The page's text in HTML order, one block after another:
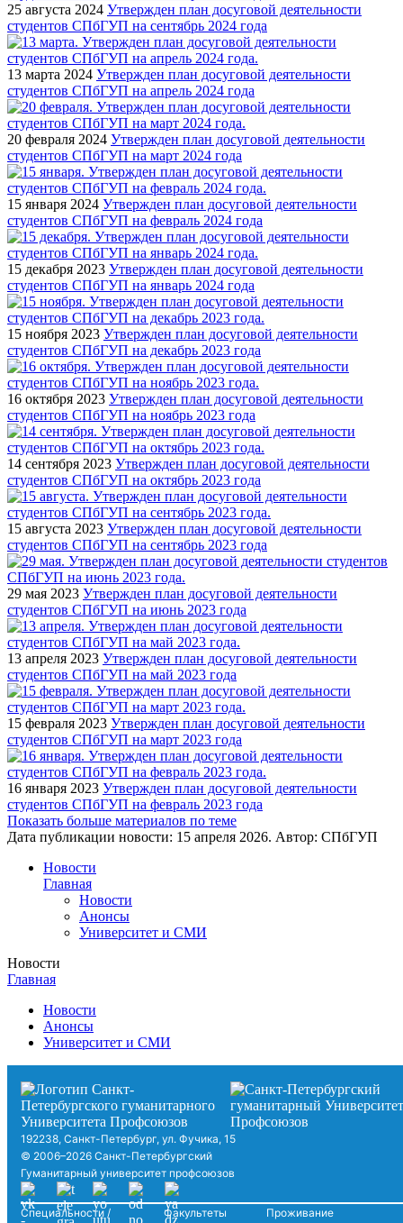
25 августа 2024 Утвержден план досуговой деятельности
студентов СПбГУП на сентябрь 2024 года
13 марта 2024 Утвержден план досуговой деятельности
студентов СПбГУП на апрель 2024 года
20 февраля 2024 Утвержден план досуговой деятельности
студентов СПбГУП на март 2024 года
15 января 2024 Утвержден план досуговой деятельности
студентов СПбГУП на февраль 2024 года
15 декабря 2023 Утвержден план досуговой деятельности
студентов СПбГУП на январь 2024 года
15 ноября 2023 Утвержден план досуговой деятельности
студентов СПбГУП на декабрь 2023 года
16 октября 2023 Утвержден план досуговой деятельности
студентов СПбГУП на ноябрь 2023 года
14 сентября 2023 Утвержден план досуговой деятельности
студентов СПбГУП на октябрь 2023 года
15 августа 2023 Утвержден план досуговой деятельности
студентов СПбГУП на сентябрь 2023 года
29 мая 2023 Утвержден план досуговой деятельности
студентов СПбГУП на июнь 2023 года
13 апреля 2023 Утвержден план досуговой деятельности
студентов СПбГУП на май 2023 года
15 февраля 2023 Утвержден план досуговой деятельности
студентов СПбГУП на март 2023 года
16 января 2023 Утвержден план досуговой деятельности
студентов СПбГУП на февраль 2023 года
Показать больше материалов по теме
Дата публикации новости: 15 апреля 2026. Автор: СПбГУП
Новости
Главная
Новости
Анонсы
Университет и СМИ
Новости
Главная
Новости
Анонсы
Университет и СМИ
192238, Санкт-Петербург, ул. Фучика, 15
© 2006–2026 Санкт-Петербургский
Гуманитарный университет профсоюзов
Специальности /
Факультеты
Проживание